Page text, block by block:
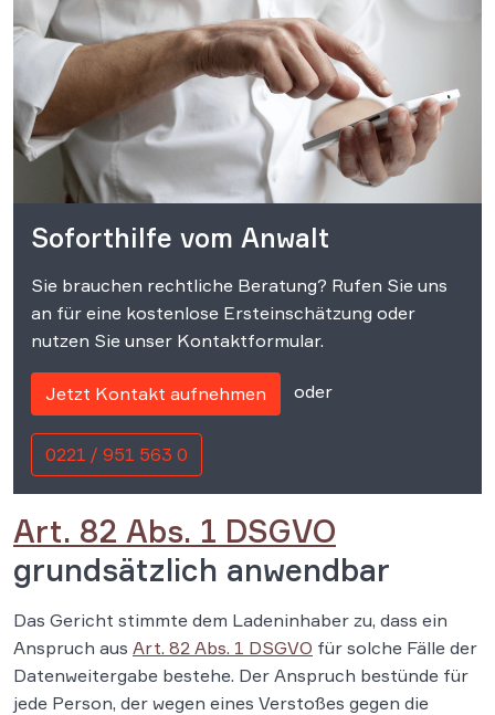
Soforthilfe vom Anwalt
Sie brauchen rechtliche Beratung? Rufen Sie uns
an für eine kostenlose Ersteinschätzung oder
nutzen Sie unser Kontaktformular.
Jetzt Kontakt aufnehmen oder
0221 / 951 563 0
Art. 82 Abs. 1 DSGVO
grundsätzlich anwendbar
Das Gericht stimmte dem Ladeninhaber zu, dass ein
Anspruch aus Art. 82 Abs. 1 DSGVO für solche Fälle der
Datenweitergabe bestehe. Der Anspruch bestünde für
jede Person, der wegen eines Verstoßes gegen die